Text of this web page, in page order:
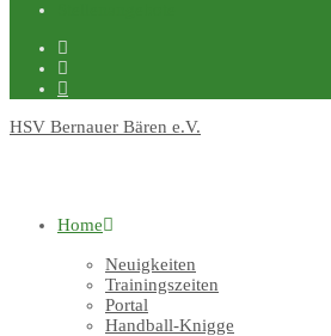
HSV Bernauer Bären e.V.
Home
Neuigkeiten
Trainingszeiten
Portal
Handball-Knigge